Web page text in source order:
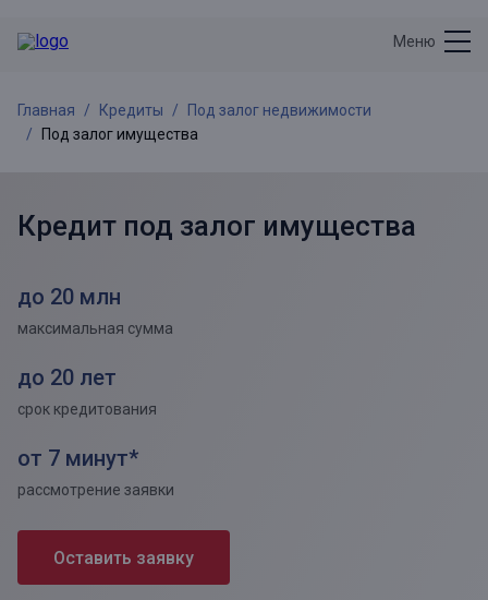
Меню
Главная Кредиты
Под залог недвижимости
Под залог имущества
Кредит под залог имущества
Оставить заявку
до 20 млн
максимальная сумма
до 20 лет
срок кредитования
от 7 минут*
рассмотрение заявки